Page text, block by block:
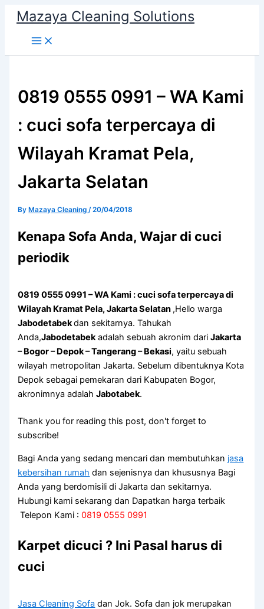
content
Mazaya Cleaning Solutions
0819 0555 0991 – WA Kami
: cuci sofa terpercaya di
Wilayah Kramat Pela,
Jakarta Selatan
By Mazaya Cleaning/20/04/2018
Kenapa Sofa Andа, Wajar di cuci
periodik
0819 0555 0991 – WA Kami : cuci sofa terpercaya di
Wilayah Kramat Pela, Jakarta Selatan ,Hello warga
Jabodetabekdan sekitarnya. Tahukah
Anda,Jabodetabekadalah sebuah akronim dariJakarta
– Bogor – Depok – Tangerang – Bekasi, yaitu sebuah
wilayah metropolitan Jakarta. Sebelum dibentuknya Kota
Depok sebagai pemekaran dari Kabupaten Bogor,
akronimnya adalahJabotabek.
Thank you for reading this post, don't forget to
subscribe!
Bagi Anda yang sedang mencari dan membutuhkan jasa
kebersihan rumah dan sejenisnya dan khususnya Bagi
Anda yang berdomisili di Jakarta dan sekitarnya.
Hubungi kami sekarang dan Dapatkan harga terbaik
Telepon Kami :0819 0555 0991
Karpet dicuci ? Ini Pasal harus di
cuci
Jasa Cleaning Sofa dаn Jok. Sofa dаn jok mеruраkаn